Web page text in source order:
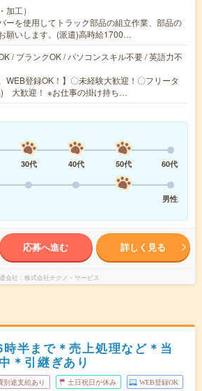
加工）
ーを使用してトラック部品の組立作業、部品の
願いします。(派遣)高時給1700…
/ ブランクOK / パソコンスキル不要 / 英語力不
WEB登録OK！】〇未経験大歓迎！〇フリータ
) 大歓迎！ ※お仕事の掛け持ち…
30代 40代 50代
60代
男性
応募へ進む 詳しく見る
会社 株式会社テクノ・サービス
半まで＊売上処理など＊当
＊引継ぎあり
別途支給あり 土日祝日が休み WEB登録OK